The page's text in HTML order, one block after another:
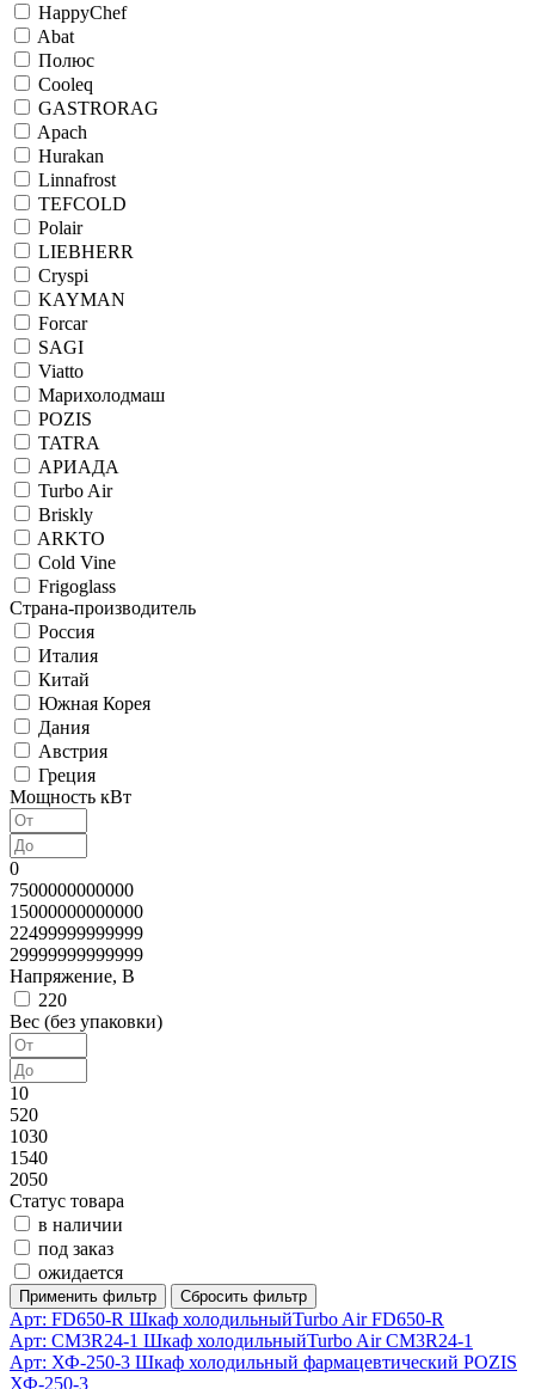
HappyChef
Abat
Полюс
Cooleq
GASTRORAG
Apach
Hurakan
Linnafrost
TEFCOLD
Polair
LIEBHERR
Cryspi
KAYMAN
Forcar
SAGI
Viatto
Марихолодмаш
POZIS
TATRA
АРИАДА
Turbo Air
Briskly
ARKTO
Cold Vine
Frigoglass
Страна-производитель
Россия
Италия
Китай
Южная Корея
Дания
Австрия
Греция
Мощность кВт
0
7500000000000
15000000000000
22499999999999
29999999999999
Напряжение, В
220
Вес (без упаковки)
10
520
1030
1540
2050
Статус товара
в наличии
под заказ
ожидается
Арт: FD650-R Шкаф холодильныйTurbo Air FD650-R
Арт: CM3R24-1 Шкаф холодильныйTurbo Air CM3R24-1
Арт: ХФ-250-3 Шкаф холодильный фармацевтический POZIS
ХФ-250-3